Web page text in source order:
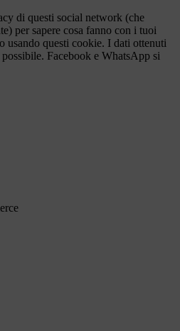
di questi social network (che
per sapere cosa fanno con i tuoi
usando questi cookie. I dati ottenuti
Facebook e WhatsApp si